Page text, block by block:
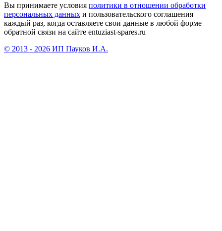
Вы принимаете условия политики в отношении обработки
персональных данных и пользовательского соглашения
каждый раз, когда оставляете свои данные в любой форме
обратной связи на сайте entuziast-spares.ru
© 2013 - 2026 ИП Пауков И.А.